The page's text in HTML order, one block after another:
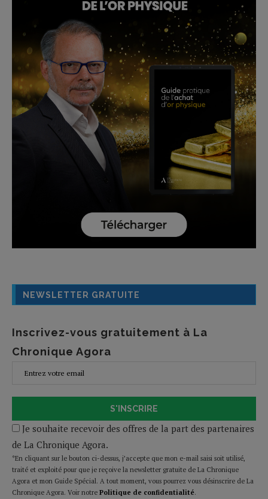
NEWSLETTER GRATUITE
Inscrivez-vous gratuitement à La
Chronique Agora
S'INSCRIRE
Je souhaite recevoir des offres de la part des partenaires
de La Chronique Agora.
*En cliquant sur le bouton ci-dessus, j’accepte que mon e-mail saisi soit utilisé,
traité et exploité pour que je reçoive la newsletter gratuite de La Chronique
Agora et mon Guide Spécial. A tout moment, vous pourrez vous désinscrire de La
Chronique Agora. Voir notre Politique de confidentialité.